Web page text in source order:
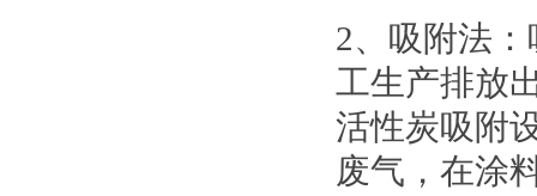
2、吸附法
工生产排放
活性炭吸附
废气，在涂